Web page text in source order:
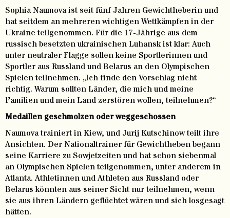
Sophia Naumova ist seit fünf Jahren Gewichtheberin und
hat seitdem an mehreren wichtigen Wettkämpfen in der
Ukraine teilgenommen. Für die 17-Jährige aus dem
russisch besetzten ukrainischen Luhansk ist klar: Auch
unter neutraler Flagge sollen keine Sportlerinnen und
Sportler aus Russland und Belarus an den Olympischen
Spielen teilnehmen. „Ich finde den Vorschlag nicht
richtig. Warum sollten Länder, die mich und meine
Familien und mein Land zerstören wollen, teilnehmen?“
Medaillen geschmolzen oder weggeschossen
Naumova trainiert in Kiew, und Jurij Kutschinow teilt ihre
Ansichten. Der Nationaltrainer für Gewichtheben begann
seine Karriere zu Sowjetzeiten und hat schon siebenmal
an Olympischen Spielen teilgenommen, unter anderem in
Atlanta. Athletinnen und Athleten aus Russland oder
Belarus könnten aus seiner Sicht nur teilnehmen, wenn
sie aus ihren Ländern geflüchtet wären und sich losgesagt
hätten.